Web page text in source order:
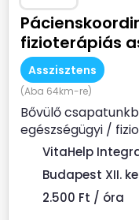
fizioterápiás
Asszisztens
(Aba 64km-re)
Bővülő
egészségügyi /
munkatársat
VitaHelp
Budapest XII.
2.500 Ft / óra